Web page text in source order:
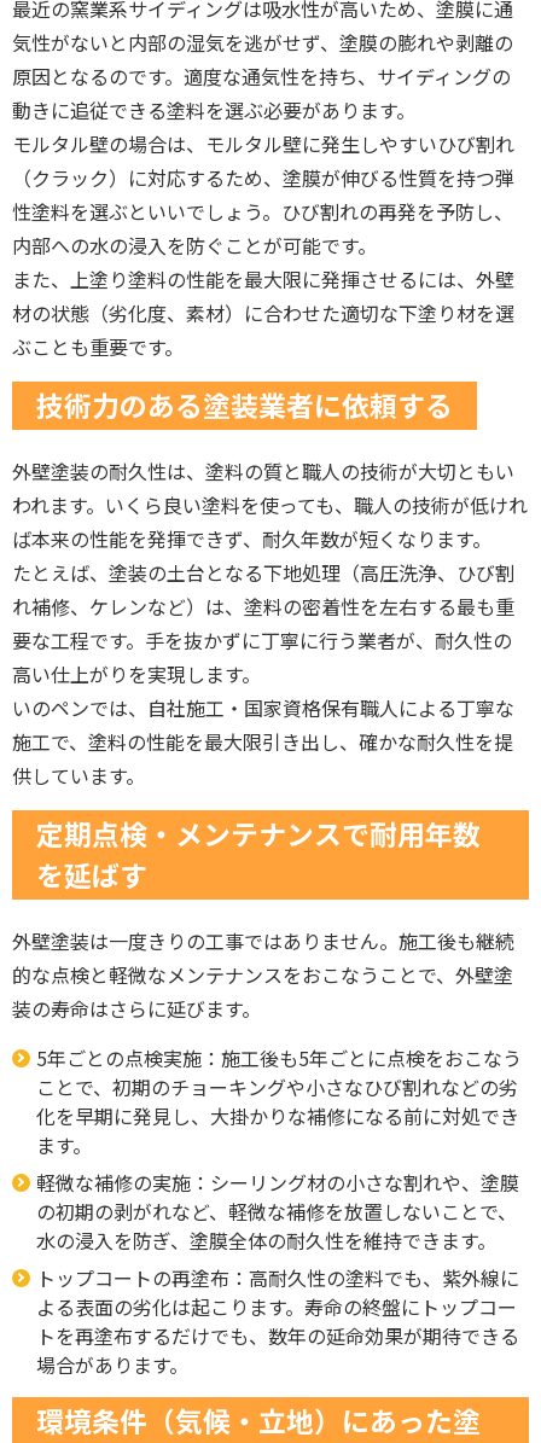
最近の窯業系サイディングは吸水性が高いため、塗膜に通
気性がないと内部の湿気を逃がせず、塗膜の膨れや剥離の
原因となるのです。適度な通気性を持ち、サイディングの
動きに追従できる塗料を選ぶ必要があります。
モルタル壁の場合は、モルタル壁に発生しやすいひび割れ
（クラック）に対応するため、塗膜が伸びる性質を持つ弾
性塗料を選ぶといいでしょう。ひび割れの再発を予防し、
内部への水の浸入を防ぐことが可能です。
また、上塗り塗料の性能を最大限に発揮させるには、外壁
材の状態（劣化度、素材）に合わせた適切な下塗り材を選
ぶことも重要です。
技術力のある塗装業者に依頼する
外壁塗装の耐久性は、塗料の質と職人の技術が大切ともい
われます。いくら良い塗料を使っても、職人の技術が低けれ
ば本来の性能を発揮できず、耐久年数が短くなります。
たとえば、塗装の土台となる下地処理（高圧洗浄、ひび割
れ補修、ケレンなど）は、塗料の密着性を左右する最も重
要な工程です。手を抜かずに丁寧に行う業者が、耐久性の
高い仕上がりを実現します。
いのペンでは、自社施工・国家資格保有職人による丁寧な
施工で、塗料の性能を最大限引き出し、確かな耐久性を提
供しています。
定期点検・メンテナンスで耐用年数
を延ばす
外壁塗装は一度きりの工事ではありません。施工後も継続
的な点検と軽微なメンテナンスをおこなうことで、外壁塗
装の寿命はさらに延びます。
5年ごとの点検実施：施工後も5年ごとに点検をおこなう
ことで、初期のチョーキングや小さなひび割れなどの劣
化を早期に発見し、大掛かりな補修になる前に対処でき
ます。
軽微な補修の実施：シーリング材の小さな割れや、塗膜
の初期の剥がれなど、軽微な補修を放置しないことで、
水の浸入を防ぎ、塗膜全体の耐久性を維持できます。
トップコートの再塗布：高耐久性の塗料でも、紫外線に
よる表面の劣化は起こります。寿命の終盤にトップコー
トを再塗布するだけでも、数年の延命効果が期待できる
場合があります。
環境条件（気候・立地）にあった塗